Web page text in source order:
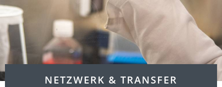
NETZWERK & TRANSFER